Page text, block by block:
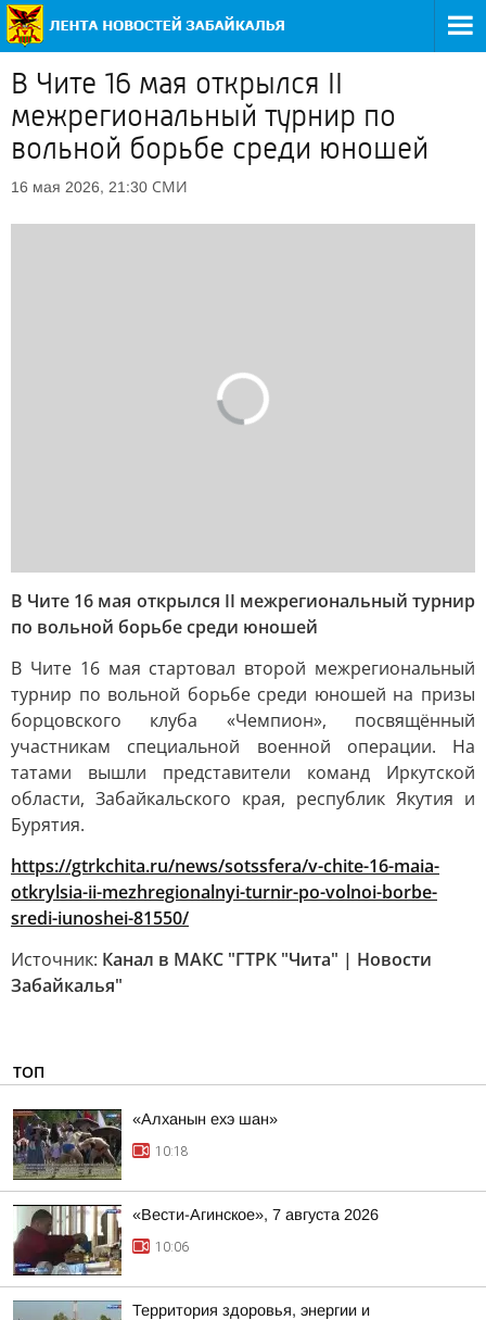
В Чите 16 мая открылся II
межрегиональный турнир по
вольной борьбе среди юношей
16 мая 2026, 21:30 СМИ
В Чите 16 мая открылся II межрегиональный турнир
по вольной борьбе среди юношей
В Чите 16 мая стартовал второй межрегиональный
турнир по вольной борьбе среди юношей на призы
борцовского клуба «Чемпион», посвящённый
участникам специальной военной операции. На
татами вышли представители команд Иркутской
области, Забайкальского края, республик Якутия и
Бурятия.
https://gtrkchita.ru/news/sotssfera/v-chite-16-maia-
otkrylsia-ii-mezhregionalnyi-turnir-po-volnoi-borbe-
sredi-iunoshei-81550/
Источник: Канал в МАКС "ГТРК "Чита" | Новости
Забайкалья"
ТОП
«Алханын ехэ шан»
10:18
«Вести-Агинское», 7 августа 2026
10:06
Территория здоровья, энергии и